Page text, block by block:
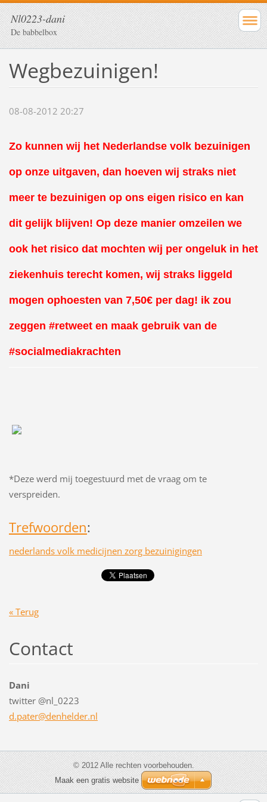
Nl0223-dani
De babbelbox
Wegbezuinigen!
08-08-2012 20:27
Zo kunnen wij het Nederlandse volk bezuinigen
op onze uitgaven, dan hoeven wij straks niet
meer te bezuinigen op ons eigen risico en kan
dit gelijk blijven! Op deze manier omzeilen we
ook het risico dat mochten wij per ongeluk in het
ziekenhuis terecht komen, wij straks liggeld
mogen ophoesten van 7,50€ per dag! ik zou
zeggen #retweet en maak gebruik van de
#socialmediakrachten
*Deze werd mij toegestuurd met de vraag om te
verspreiden.
Trefwoorden:
nederlands volk medicijnen zorg bezuinigingen
« Terug
Contact
Dani
twitter @nl_0223
d.pater@denhelder.nl
© 2012 Alle rechten voorbehouden.
Maak een gratis website